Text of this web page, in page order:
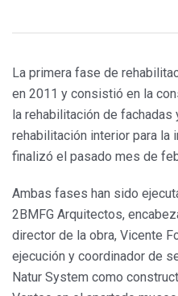
La primera fase de
en 2011 y consistió en la
la rehabilitación de fachadas
rehabilitación interior para la
finalizó el pasado mes de
Ambas fases han sido
2BMFG Arquitectos,
director de la obra, Vicente
ejecución y coordinador de
Natur System como